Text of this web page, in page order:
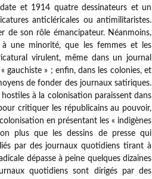
et 1914 quatre dessinateurs et un
anticléricales ou antimilitaristes.
de son rôle émancipateur. Néanmoins,
à une minorité, que les femmes et les
virulent, même dans un journal
gauchiste » ; enfin, dans les colonies, et
de fonder des journaux satiriques.
à la colonisation paraissent dans
critiquer les républicains au pouvoir,
en présentant les « indigènes
plus que les dessins de presse qui
par des journaux quotidiens tirant à
dépasse à peine quelques dizaines
quotidiens sont dirigés par des